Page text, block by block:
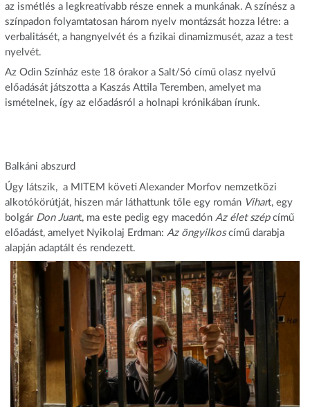
az ismétlés a legkreatívabb része ennek a munkának. A színész a
színpadon folyamtatosan három nyelv montázsát hozza létre: a
verbalitásét, a hangnyelvét és a fizikai dinamizmusét, azaz a test
nyelvét.
Az Odin Színház este 18 órakor a Salt/Só című olasz nyelvű
előadását játszotta a Kaszás Attila Teremben, amelyet ma
ismételnek, így az előadásról a holnapi krónikában írunk.
Balkáni abszurd
Úgy látszik, a MITEM követi Alexander Morfov nemzetközi
alkotókörútját, hiszen már láthattunk tőle egy román Vihart, egy
bolgár Don Juant, ma este pedig egy macedón Az élet szépcímű
előadást, amelyet Nyikolaj Erdman: Az öngyilkoscímű darabja
alapján adaptált és rendezett.